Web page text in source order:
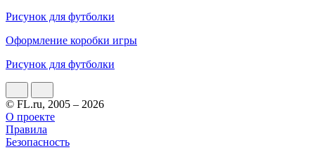
Рисунок для футболки
Оформление коробки игры
Рисунок для футболки
© FL.ru, 2005 – 2026
О проекте
Правила
Безопасность